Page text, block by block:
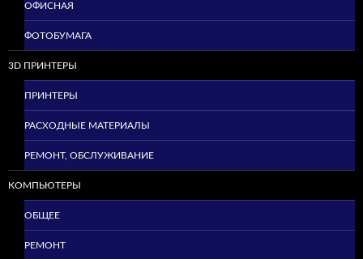
ОФИСНАЯ
ФОТОБУМАГА
3D ПРИНТЕРЫ
ПРИНТЕРЫ
РАСХОДНЫЕ МАТЕРИАЛЫ
РЕМОНТ, ОБСЛУЖИВАНИЕ
КОМПЬЮТЕРЫ
ОБЩЕЕ
РЕМОНТ